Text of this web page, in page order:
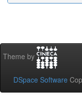
Theme by
DSpace Software